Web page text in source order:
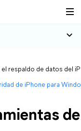
respaldo de datos del
de iPhone para
de